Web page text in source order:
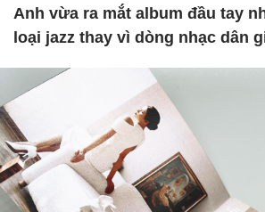
Anh vừa ra mắt album đầu tay
loại jazz thay vì dòng nhạc dân